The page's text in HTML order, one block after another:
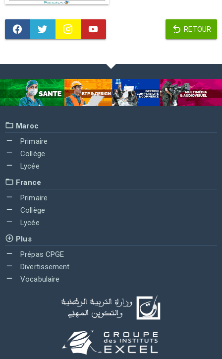
RETOUR
Maroc
Primaire
Collège
Lycée
France
Primaire
Collège
Lycée
Plus
Prépas CPGE
Divertissement
Vocabulaire